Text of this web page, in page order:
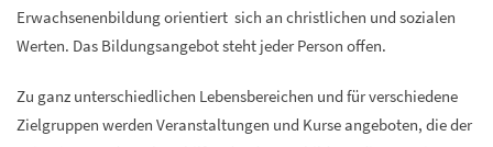
Erwachsenenbildung orientiert sich an christlichen und sozialen
Werten. Das Bildungsangebot steht jeder Person offen.
Zu ganz unterschiedlichen Lebensbereichen und für verschiedene
Zielgruppen werden Veranstaltungen und Kurse angeboten, die der